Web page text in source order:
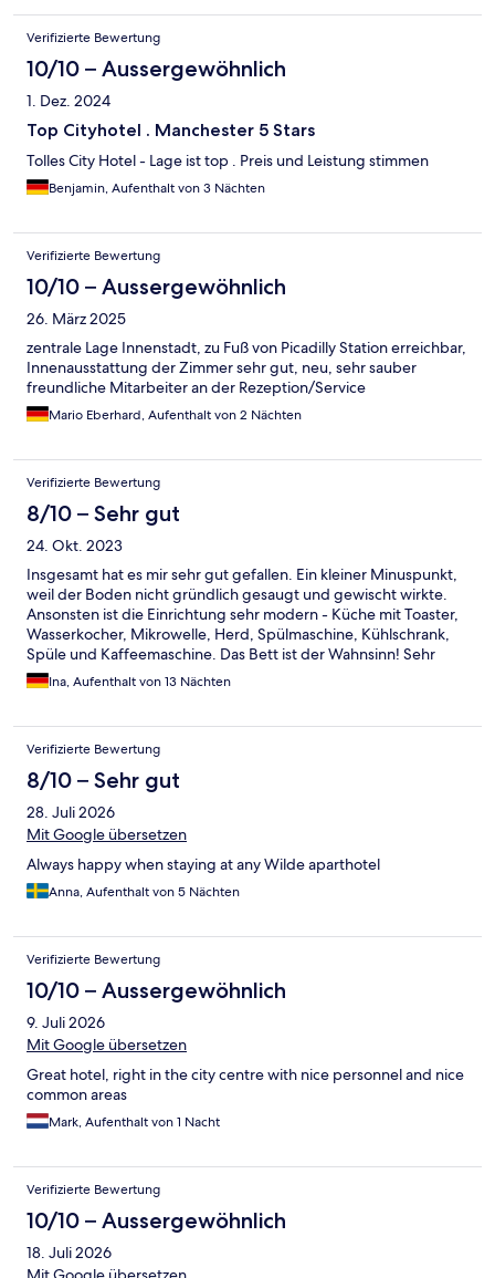
Verifizierte Bewertung
10/10 – Aussergewöhnlich
1. Dez. 2024
Top Cityhotel . Manchester 5 Stars
Tolles City Hotel - Lage ist top . Preis und Leistung stimmen
Benjamin, Aufenthalt von 3 Nächten
Verifizierte Bewertung
10/10 – Aussergewöhnlich
26. März 2025
zentrale Lage Innenstadt, zu Fuß von Picadilly Station erreichbar,
Innenausstattung der Zimmer sehr gut, neu, sehr sauber
freundliche Mitarbeiter an der Rezeption/Service
Mario Eberhard, Aufenthalt von 2 Nächten
Verifizierte Bewertung
8/10 – Sehr gut
24. Okt. 2023
Insgesamt hat es mir sehr gut gefallen. Ein kleiner Minuspunkt,
weil der Boden nicht gründlich gesaugt und gewischt wirkte.
Ansonsten ist die Einrichtung sehr modern - Küche mit Toaster,
Wasserkocher, Mikrowelle, Herd, Spülmaschine, Kühlschrank,
Spüle und Kaffeemaschine. Das Bett ist der Wahnsinn! Sehr
breit, stabil und angenehm zu liegen. Im Bett sind zwei
Schubladen und in eine davon hat mein aufgeklappter Koffer
längere Aufenthalte hier verbringen. Die Mitarbeiter waren
stets freundlich und hilfsbereit. Die Lage könnte fast besser
nicht sein. Alle guten Gegenden, zum Essen gehen, Feiern und
Spazieren, befinden sich im Umkreis und sind zu Fuß erreichbar.
Ansonsten erreicht man Bus und Bahn innerhalb 1 Minute.
Ina, Aufenthalt von 13 Nächten
Verifizierte Bewertung
8/10 – Sehr gut
28. Juli 2026
Mit Google übersetzen
Always happy when staying at any Wilde aparthotel
Anna, Aufenthalt von 5 Nächten
Verifizierte Bewertung
10/10 – Aussergewöhnlich
9. Juli 2026
Mit Google übersetzen
Great hotel, right in the city centre with nice personnel and nice
common areas
Mark, Aufenthalt von 1 Nacht
Verifizierte Bewertung
10/10 – Aussergewöhnlich
18. Juli 2026